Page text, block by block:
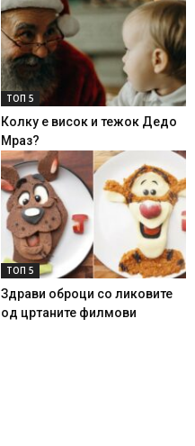
ТОП 5
Колку е висок и тежок Дедо
Мраз?
ТОП 5
Здрави оброци со ликовите
од цртаните филмови